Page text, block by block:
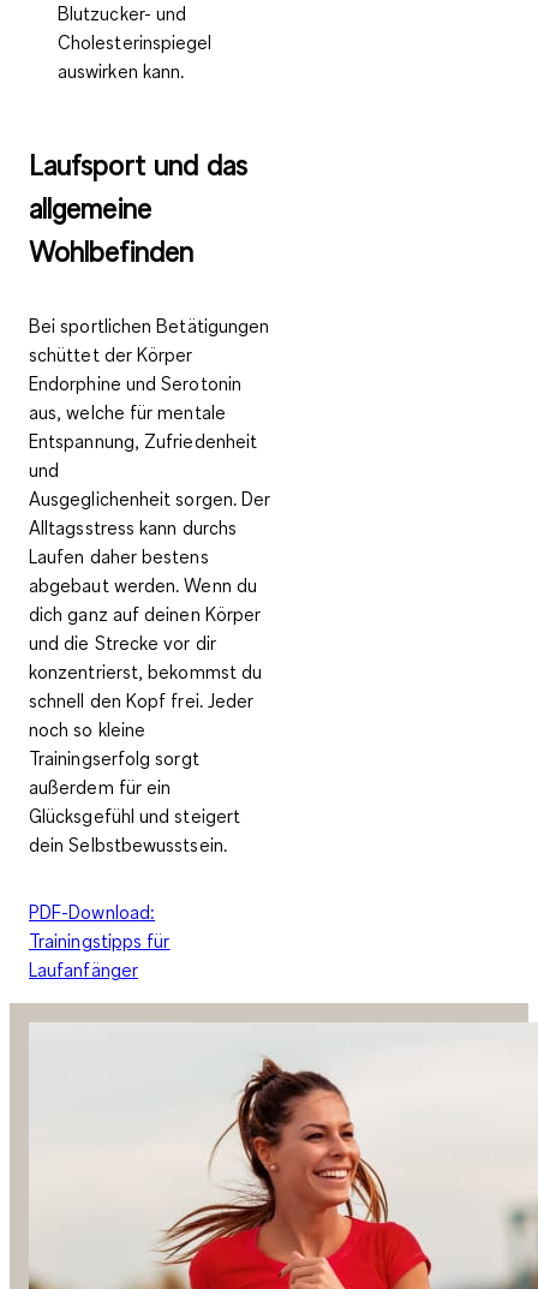
Blutzucker- und
Cholesterinspiegel
auswirken kann.
Laufsport und das
allgemeine
Wohlbefinden
Bei sportlichen Betätigungen
schüttet der Körper
Endorphine und Serotonin
aus, welche fürmentale
Entspannung, Zufriedenheit
und
Ausgeglichenheit sorgen. Der
Alltagsstress kann durchs
Laufen daher bestens
abgebaut werden. Wenn du
dich ganz auf deinen Körper
und die Strecke vor dir
konzentrierst, bekommst du
schnell den Kopf frei. Jeder
noch so kleine
Trainingserfolg sorgt
außerdem für ein
Glücksgefühl und steigert
dein Selbstbewusstsein.
PDF-Download:
Trainingstipps für
Laufanfänger